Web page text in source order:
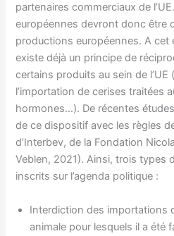
partenaires commerciaux de
européennes devront donc être
productions européennes. A cet
existe déjà un principe de
certains produits au sein de
l’importation de cerises traitées
hormones…). De récentes
de ce dispositif avec les règles
d’Interbev, de la Fondation
Veblen, 2021). Ainsi, trois types
inscrits sur l’agenda politique :
Interdiction des importations
animale pour lesquels il a été